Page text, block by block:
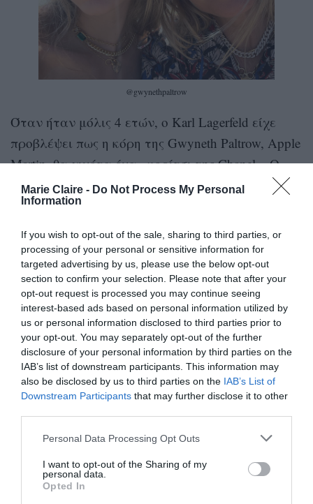
Marie Claire - Do Not Process My Personal
Information
If you wish to opt-out of the sale, sharing to third parties, or
processing of your personal or sensitive information for
targeted advertising by us, please use the below opt-out
section to confirm your selection. Please note that after your
opt-out request is processed you may continue seeing
interest-based ads based on personal information utilized by
us or personal information disclosed to third parties prior to
your opt-out. You may separately opt-out of the further
disclosure of your personal information by third parties on the
IAB’s list of downstream participants. This information may
also be disclosed by us to third parties on the IAB’s List of
Downstream Participants that may further disclose it to other
Personal Data Processing Opt Outs
I want to opt-out of the Sharing of my
personal data.
Opted In
@gwynethpaltrow
Όταν ήταν μόλις 4 ετών, ο Karl Lagerfeld είχε
προβλέψει πως η κόρη της Gwyneth Paltrow, Apple
Martin, θα γινότα ένα «κορίτσι της Chanel». O
Kaiser της μόδας έπεσε μέσα και παρότι η Apple
δεν ασχολείται συστηματικά με το μόντελινγκ –
της μαμάς της.
Miikka Skaffari/Getty Images
Η Kaia Gerber μοιάζει εκπληκτικά με την μαμά
της Cindy Crawford, της οποίας την καριέρα